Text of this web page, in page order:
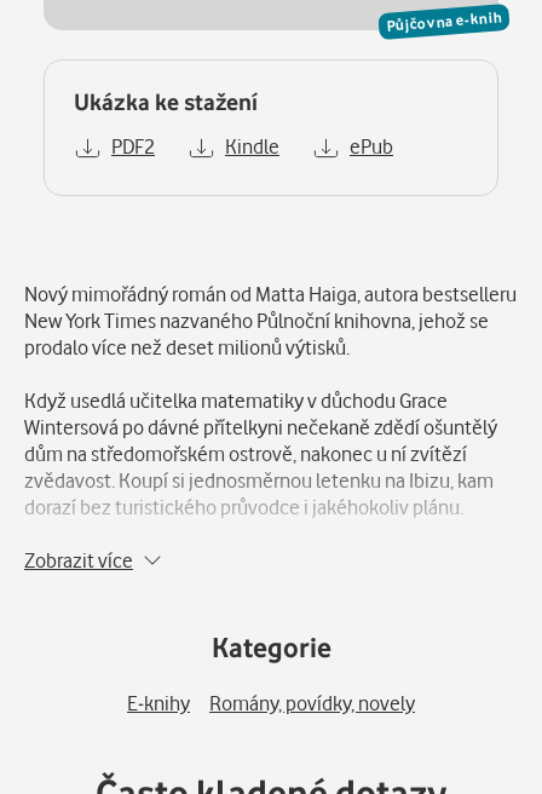
Půjčovna e-knih
Ukázka ke stažení
PDF2 Kindle ePub
Nový mimořádný román od Matta Haiga, autora bestselleru
New York Times nazvaného Půlnoční knihovna, jehož se
prodalo více než deset milionů výtisků.
Když usedlá učitelka matematiky v důchodu Grace
Wintersová po dávné přítelkyni nečekaně zdědí ošuntělý
dům na středomořském ostrově, nakonec u ní zvítězí
zvědavost. Koupí si jednosměrnou letenku na Ibizu, kam
dorazí bez turistického průvodce i jakéhokoliv plánu.
Grace v obklopení divokých ostrovních kopců a zlatých
je ale mnohem bizarnější, než by si kdy dokázala
představit. Aby ji však mohla beze všeho přijmout, musí se
Grace napřed vypořádat se stíny vlastní minulosti.
dobrodružství a naděje vypráví o neskutečné síle, kterou
Zobrazit více
Kategorie
E-knihy Romány, povídky, novely